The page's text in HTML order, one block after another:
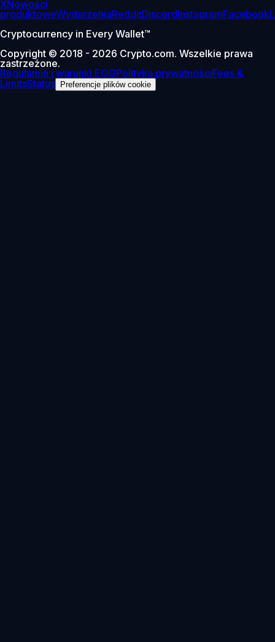
XNowości
produktoweWydarzeniaRedditDiscordInstagramFacebook
Cryptocurrency in Every Wallet™
Copyright © 2018 - 2026 Crypto.com. Wszelkie prawa
zastrzeżone.
Regulamin i warunki EOGPolityka prywatnościFees &
LimitsStatus Preferencje plików cookie